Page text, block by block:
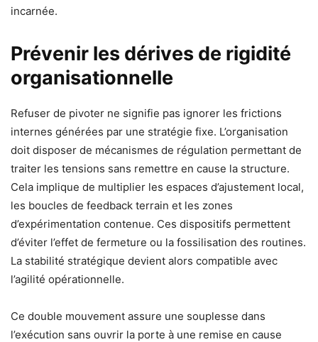
incarnée.
Prévenir les dérives de rigidité
organisationnelle
Refuser de pivoter ne signifie pas ignorer les frictions
internes générées par une stratégie fixe. L’organisation
doit disposer de mécanismes de régulation permettant de
traiter les tensions sans remettre en cause la structure.
Cela implique de multiplier les espaces d’ajustement local,
les boucles de feedback terrain et les zones
d’expérimentation contenue. Ces dispositifs permettent
d’éviter l’effet de fermeture ou la fossilisation des routines.
La stabilité stratégique devient alors compatible avec
l’agilité opérationnelle.
Ce double mouvement assure une souplesse dans
l’exécution sans ouvrir la porte à une remise en cause